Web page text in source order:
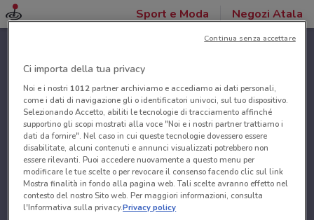
Sport e Moda Negozi Atala
Ci importa della tua privacy
Noi e i nostri 1012partner archiviamo e accediamo ai dati personali,
come i dati di navigazione gli o identificatori univoci, sul tuo dispositivo.
Selezionando Accetto, abiliti le tecnologie di tracciamento affinché
supportino gli scopi mostrati alla voce "Noi e i nostri partner trattiamo i
dati da fornire". Nel caso in cui queste tecnologie dovessero essere
disabilitate, alcuni contenuti e annunci visualizzati potrebbero non
essere rilevanti. Puoi accedere nuovamente a questo menu per
modificare le tue scelte o per revocare il consenso facendo clic sul link
Mostra finalità in fondo alla pagina web. Tali scelte avranno effetto nel
contesto del nostro Sito web. Per maggiori informazioni, consulta
l'Informativa sulla privacy.Privacy policy
Continua senza accettare